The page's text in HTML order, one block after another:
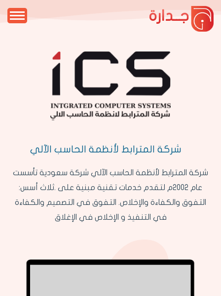
جــدارة
شركة المترابط لأنظمة الحاسب الآلي
شركة المترابط لأنظمة الحاسب الآلي شركة سعودية تأسست
عام 2002م لتقدم خدمات تقنية مبنية على .ثلاث أسس:
التفوق والكفاءة والإخلاص. التفوق في التصميم والكفاءة
في التنفيذ و الإخلاص في الإغلاق